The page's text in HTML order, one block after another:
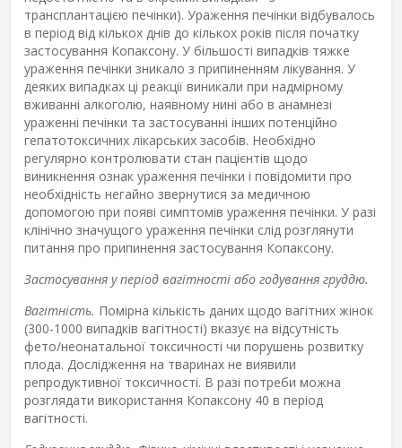
трансплантацією печінки). Ураження печінки відбувалось
в період від кількох днів до кількох років після початку
застосування Копаксону. У більшості випадків тяжке
ураження печінки зникало з припиненням лікування. У
деяких випадках ці реакції виникали при надмірному
вживанні алкоголю, наявному нині або в анамнезі
ураженні печінки та застосуванні інших потенційно
гепатотоксичних лікарських засобів. Необхідно
регулярно контролювати стан пацієнтів щодо
виникнення ознак ураження печінки і повідомити про
необхідність негайно звернутися за медичною
допомогою при появі симптомів ураження печінки. У разі
клінічно значущого ураження печінки слід розглянути
питання про припинення застосування Копаксону.
Застосування у період вагітності або годування груддю.
Вагітність. Помірна кількість даних щодо вагітних жінок
(300-1000 випадків вагітності) вказує на відсутність
фето/неонатальної токсичності чи порушень розвитку
плода. Дослідження на тваринах не виявили
репродуктивної токсичності. В разі потреби можна
розглядати використання Копаксону 40 в період
вагітності.